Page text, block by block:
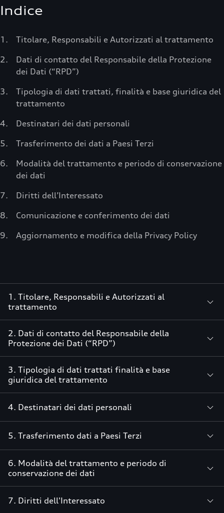
Indice
Titolare, Responsabili e Autorizzati al trattamento
Dati di contatto del Responsabile della Protezione
dei Dati (“RPD”)
Tipologia di dati trattati, finalità e base giuridica del
trattamento
Destinatari dei dati personali
Trasferimento dei dati a Paesi Terzi
Modalità del trattamento e periodo di conservazione
dei dati
Diritti dell’Interessato
Comunicazione e conferimento dei dati
Aggiornamento e modifica della Privacy Policy
1. Titolare, Responsabili e Autorizzati al
trattamento
2. Dati di contatto del Responsabile della
Protezione dei Dati (“RPD”)
3. Tipologia di dati trattati finalità e base
giuridica del trattamento
4. Destinatari dei dati personali
5. Trasferimento dati a Paesi Terzi
6. Modalità del trattamento e periodo di
conservazione dei dati
7. Diritti dell'Interessato